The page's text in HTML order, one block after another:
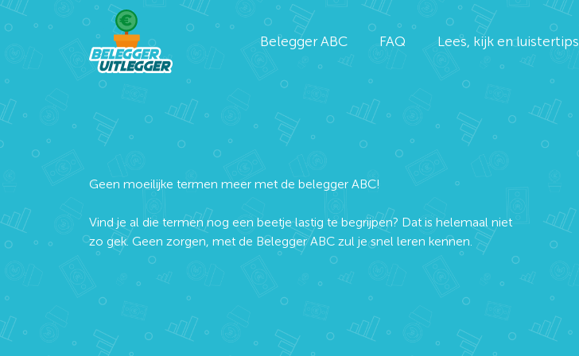
Belegger ABC FAQ Lees, kijk en luistertips
Geen moeilijke termen meer met de belegger ABC!
Vind je al die termen nog een beetje lastig te begrijpen? Dat is helemaal niet
zo gek. Geen zorgen, met de Belegger ABC zul je snel leren kennen.